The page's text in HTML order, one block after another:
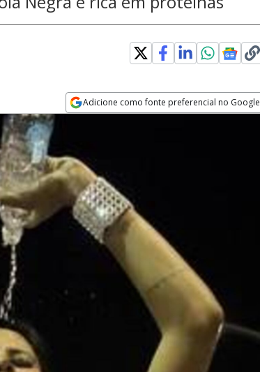
Adicione como fonte preferencial no Google